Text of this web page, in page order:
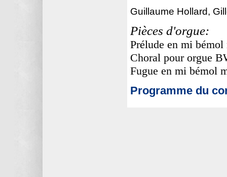
Guillaume Hollard,
Pièces d'orgue:
Prélude en mi
Choral pour orgue
Fugue en mi bémol
Programme du